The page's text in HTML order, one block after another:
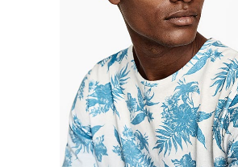
James Jones
Editor